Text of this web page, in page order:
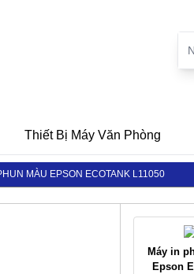
Thiết Bị Máy Văn Phòng
MÀU EPSON ECOTANK L11050
Máy in
Epson